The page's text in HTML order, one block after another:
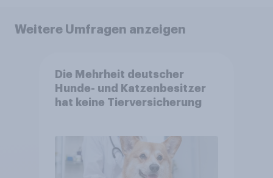
Weitere Umfragen anzeigen
Die Mehrheit deutscher
Hunde- und Katzenbesitzer
hat keine Tierversicherung